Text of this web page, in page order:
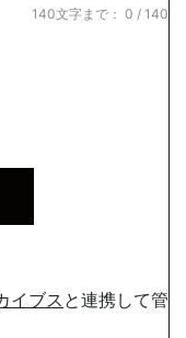
140文字まで： 0 / 140
イブス と連携して管